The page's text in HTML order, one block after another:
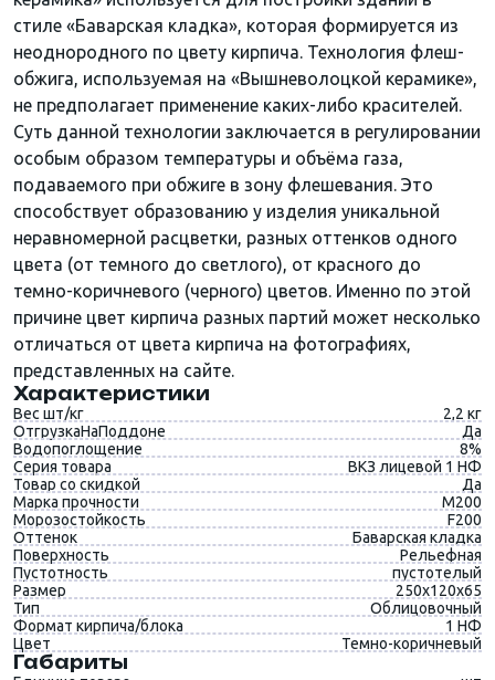
стиле «Баварская кладка», которая формируется из
неоднородного по цвету кирпича. Технология флеш-
обжига, используемая на «Вышневолоцкой керамике»,
не предполагает применение каких-либо красителей.
Суть данной технологии заключается в регулировании
особым образом температуры и объёма газа,
подаваемого при обжиге в зону флешевания. Это
способствует образованию у изделия уникальной
неравномерной расцветки, разных оттенков одного
цвета (от темного до светлого), от красного до
темно-коричневого (черного) цветов. Именно по этой
причине цвет кирпича разных партий может несколько
отличаться от цвета кирпича на фотографиях,
представленных на сайте.
Характеристики
Вес шт/кг
2,2 кг
ОтгрузкаНаПоддоне
Да
Водопоглощение
8%
Серия товара
ВКЗ лицевой 1 НФ
Товар со скидкой
Да
Марка прочности
М200
Морозостойкость
F200
Оттенок
Баварская кладка
Поверхность
Рельефная
Пустотность
пустотелый
Размер
250x120x65
Тип
Облицовочный
Формат кирпича/блока
1 НФ
Цвет
Темно-коричневый
Габариты